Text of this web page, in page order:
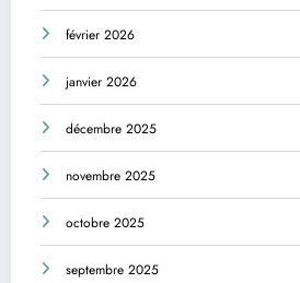
février 2026
janvier 2026
décembre 2025
novembre 2025
octobre 2025
septembre 2025